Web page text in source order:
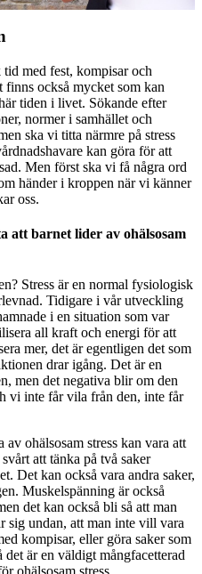
med fest, kompisar och
finns också mycket som kan
tiden i livet. Sökande efter
normer i samhället och
ska vi titta närmre på stress
kan göra för att
Men först ska vi få några ord
händer i kroppen när vi känner
oss.
att barnet lider av ohälsosam
Stress är en normal fysiologisk
Tidigare i vår utveckling
i en situation som var
all kraft och energi för att
mer, det är egentligen det som
drar igång. Det är en
men det negativa blir om den
vi inte får vila från den, inte får
ohälsosam stress kan vara att
att tänka på två saker
Det kan också vara andra saker,
Muskelspänning är också
det kan också bli så att man
sig undan, att man inte vill vara
kompisar, eller göra saker som
är en väldigt mångfacetterad